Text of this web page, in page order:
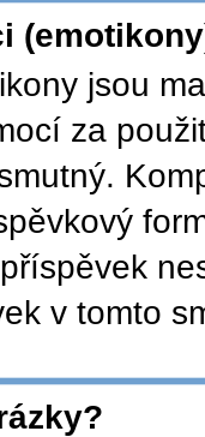
jsou
za
v tomto